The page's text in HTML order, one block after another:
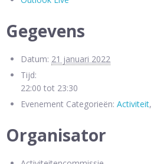
Gegevens
Datum: 21 januari 2022
Tijd:
22:00 tot 23:30
Evenement Categorieën: Activiteit,
Organisator